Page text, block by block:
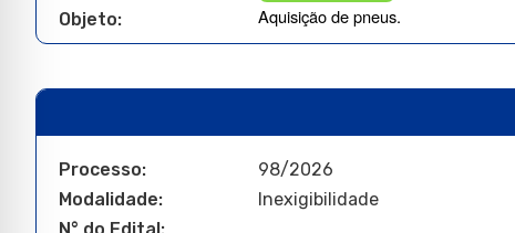
Objeto:
Aquisição de pneus.
Processo:
98/2026
Modalidade:
Inexigibilidade